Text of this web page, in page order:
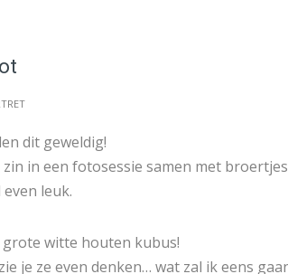
dit geweldig!
in een fotosessie samen met
leuk.
witte houten kubus!
je ze even denken… wat zal ik eens